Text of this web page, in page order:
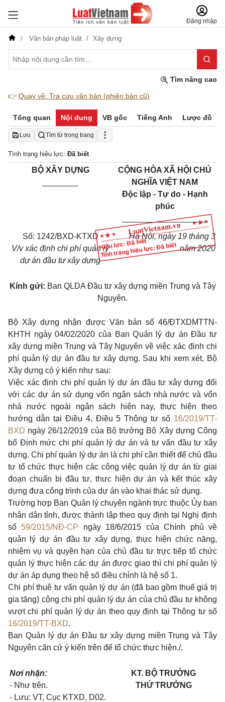
Đăng nhập
Văn bản pháp luật Xây dựng
Tìm nâng cao
👉 Quay về: Tra cứu văn bản (phiên bản cũ)
Tổng quan Nội dung VB gốc Tiếng Anh Lược đồ
Lưu Tìm từ trong trang
Tình trạng hiệu lực: Đã biết
Hiệu lực: Đã biết
Tình trạng hiệu lực: Đã biết
BỘ XÂY DỰNG
CỘNG HÒA XÃ HỘI CHỦ
NGHĨA VIỆT NAM
Độc lập - Tự do - Hạnh
phúc
___________________
Số: 1242/BXD-KTXD
V/v xác định chi phí quản lý
dự án đầu tư xây dựng
Hà Nội, ngày 19 tháng 3
năm 2020
Kính gửi: Ban QLDA Đầu tư xây dựng miền Trung và Tây
Nguyên.
Bộ Xây dựng nhận được Văn bản số 46/ĐTXDMTTN-
KHTH ngày 04/02/2020 của Ban Quản lý dự án Đầu tư
xây dựng miền Trung và Tây Nguyên về việc xác định chi
phí quản lý dự án đầu tư xây dựng. Sau khi xem xét, Bộ
Xây dựng có ý kiến như sau:
Việc xác định chi phí quản lý dự án đầu tư xây dựng đối
với các dự án sử dụng vốn ngân sách nhà nước và vốn
nhà nước ngoài ngân sách hiện nay, thực hiện theo
hướng dẫn tại Điều 4, Điều 5 Thông tư số 16/2019/TT-
BXD ngày 26/12/2019 của Bộ trưởng Bộ Xây dựng Công
bố Định mức chi phí quản lý dự án và tư vấn đầu tư xây
dựng. Chi phí quản lý dự án là chi phí cần thiết để chủ đầu
tư tổ chức thực hiện các công việc quản lý dự án từ giai
đoạn chuẩn bị đầu tư, thực hiện dự án và kết thúc xây
dựng đưa công trình của dự án vào khai thác sử dụng.
Trường hợp Ban Quản lý chuyên ngành trực thuộc Ủy ban
nhân dân tỉnh, được thành lập theo quy định tại Nghị định
số 59/2015/NĐ-CP ngày 18/6/2015 của Chính phủ về
quản lý dự án đầu tư xây dựng, thực hiện chức năng,
nhiệm vụ và quyền hạn của chủ đầu tư trực tiếp tổ chức
quản lý thực hiện các dự án được giao thì chi phí quản lý
dự án áp dụng theo hệ số điều chỉnh là hệ số 1.
Chi phí thuê tư vấn quản lý dự án (đã bao gồm thuế giá trị
gia tăng) cộng chi phí quản lý dự án của chủ đầu tư không
vượt chi phí quản lý dự án theo quy định tại Thông tư số
16/2019/TT-BXD.
Ban Quản lý dự án Đầu tư xây dựng miền Trung và Tây
Nguyên căn cứ ý kiến trên để tổ chức thực hiện./.
Nơi nhận:
- Như trên.
- Lưu: VT, Cục KTXD, D02.
KT. BỘ TRƯỞNG
THỨ TRƯỞNG